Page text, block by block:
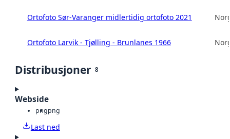
Ortofoto Sør-Varanger midlertidig ortofoto 2021
Ortofoto Larvik - Tjølling - Brunlanes 1966
Distribusjoner 8
Webside
pngpng
Last ned